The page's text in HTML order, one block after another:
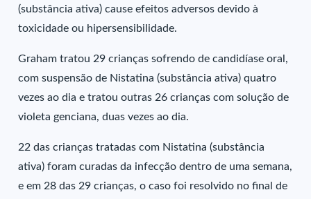
(substância ativa) cause efeitos adversos devido à
toxicidade ou hipersensibilidade.
Graham tratou 29 crianças sofrendo de candidíase oral,
com suspensão de Nistatina (substância ativa) quatro
vezes ao dia e tratou outras 26 crianças com solução de
violeta genciana, duas vezes ao dia.
22 das crianças tratadas com Nistatina (substância
ativa) foram curadas da infecção dentro de uma semana,
e em 28 das 29 crianças, o caso foi resolvido no final de